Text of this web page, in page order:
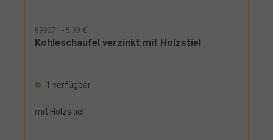
899371 - 5,99 €
Kohleschaufel verzinkt mit Holzstiel
1 verfügbar
mit Holzstiel